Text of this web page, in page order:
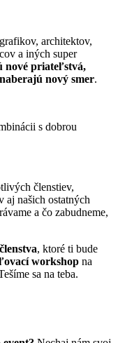
architektov,
a iných super
nové priateľstvá,
nový smer.
s dobrou
členstiev,
aj našich ostatných
a čo zabudneme,
, ktoré ti bude
workshop na
sa na teba.